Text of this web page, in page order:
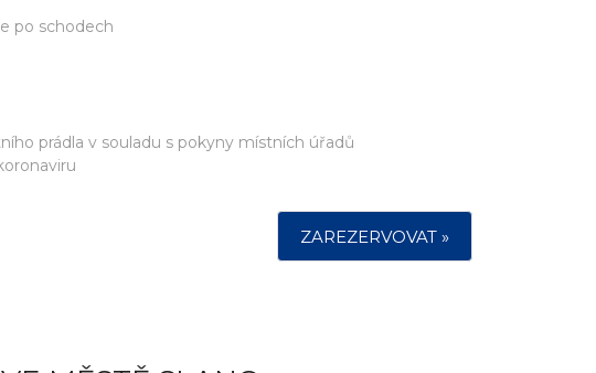
po schodech
prádla v souladu s pokyny místních úřadů
ZAREZERVOVAT »